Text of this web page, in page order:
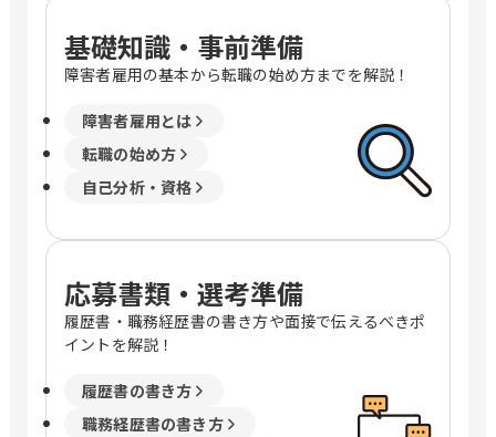
基礎知識・事前準備
障害者雇用の基本から転職の始め方までを解説！
障害者雇用とは
転職の始め方
自己分析・資格
応募書類・選考準備
履歴書・職務経歴書の書き方や面接で伝えるべきポ
イントを解説！
履歴書の書き方
職務経歴書の書き方